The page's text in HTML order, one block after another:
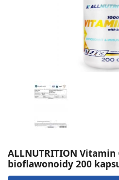
ALLNUTRITION Vitamin
bioflawonoidy 200